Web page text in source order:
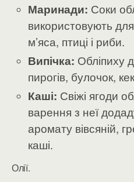
Маринади: Соки
використовують
м’яса, птиці і риби.
Випічка: Обліпиху
пирогів, булочок,
Каші: Свіжі ягоди
варення з неї
аромату вівсяній,
каші.
Олії.